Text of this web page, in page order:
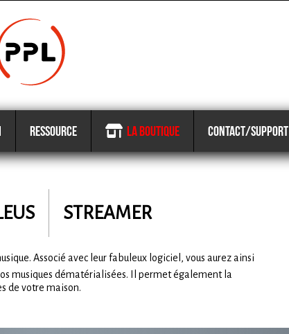
RESSOURCE LA BOUTIQUE CONTACT/SUPPORT
STREAMER
Associé avec leur fabuleux logiciel, vous aurez ainsi
musiques dématérialisées. Il permet également la
de votre maison.